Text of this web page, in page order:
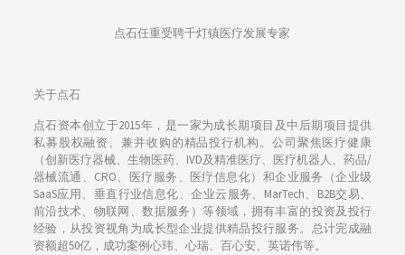
点石任重受聘千灯镇医疗发展专家
关于点石
点石资本创立于2015年，是一家为成长期项目及中后期项目提供
私募股权融资、兼并收购的精品投行机构。公司聚焦医疗健康
（创新医疗器械、生物医药、IVD及精准医疗、医疗机器人、药品/
器械流通、CRO、医疗服务、医疗信息化）和企业服务（企业级
SaaS应用、垂直行业信息化、企业云服务、MarTech、B2B交易、
前沿技术、物联网、数据服务）等领域，拥有丰富的投资及投行
经验，从投资视角为成长型企业提供精品投行服务。总计完成融
资额超50亿，成功案例心玮、心瑞、百心安、英诺伟等。